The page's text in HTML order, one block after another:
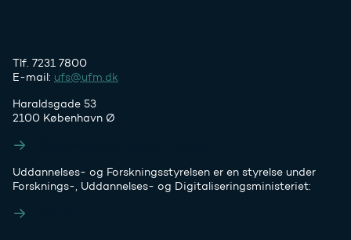
Tlf. 7231 7800
E-mail: ufs@ufm.dk
Haraldsgade 53
2100 København Ø
Uddannelses- og Forskningsstyrelsen er en styrelse under
Forsknings-, Uddannelses- og Digitaliseringsministeriet: